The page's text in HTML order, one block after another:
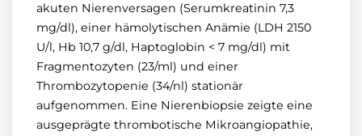
akuten Nierenversagen (Serumkreatinin 7,3
mg/dl), einer hämolytischen Anämie (LDH 2150
U/l, Hb 10,7 g/dl, Haptoglobin < 7 mg/dl) mit
Fragmentozyten (23/ml) und einer
Thrombozytopenie (34/nl) stationär
aufgenommen. Eine Nierenbiopsie zeigte eine
ausgeprägte thrombotische Mikroangiopathie,